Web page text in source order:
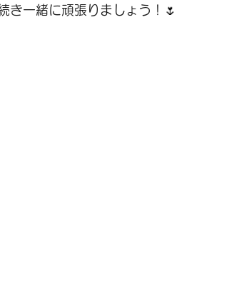
き一緒に頑張りましょう！🌷